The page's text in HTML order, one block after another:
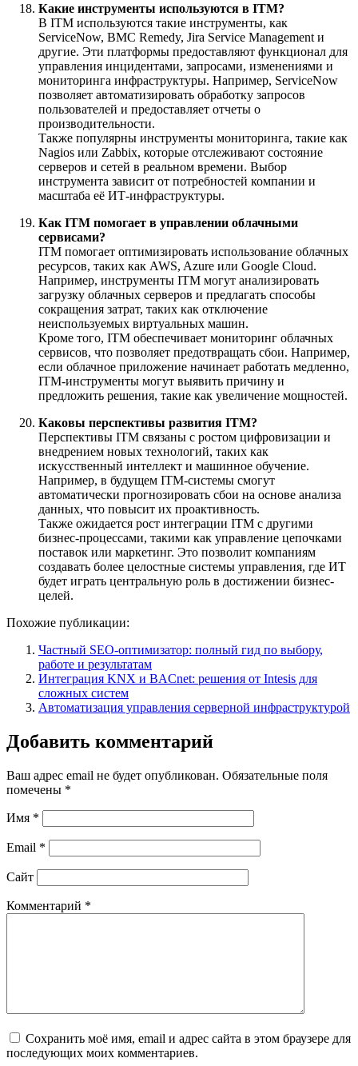
Какие инструменты используются в ITM?
В ITM используются такие инструменты, как
ServiceNow, BMC Remedy, Jira Service Management и
другие. Эти платформы предоставляют функционал для
управления инцидентами, запросами, изменениями и
мониторинга инфраструктуры. Например, ServiceNow
позволяет автоматизировать обработку запросов
пользователей и предоставляет отчеты о
производительности.
Также популярны инструменты мониторинга, такие как
Nagios или Zabbix, которые отслеживают состояние
серверов и сетей в реальном времени. Выбор
инструмента зависит от потребностей компании и
масштаба её ИТ-инфраструктуры.
Как ITM помогает в управлении облачными
сервисами?
ITM помогает оптимизировать использование облачных
ресурсов, таких как AWS, Azure или Google Cloud.
Например, инструменты ITM могут анализировать
загрузку облачных серверов и предлагать способы
сокращения затрат, таких как отключение
неиспользуемых виртуальных машин.
Кроме того, ITM обеспечивает мониторинг облачных
сервисов, что позволяет предотвращать сбои. Например,
если облачное приложение начинает работать медленно,
ITM-инструменты могут выявить причину и
предложить решения, такие как увеличение мощностей.
Каковы перспективы развития ITM?
Перспективы ITM связаны с ростом цифровизации и
внедрением новых технологий, таких как
искусственный интеллект и машинное обучение.
Например, в будущем ITM-системы смогут
автоматически прогнозировать сбои на основе анализа
данных, что повысит их проактивность.
Также ожидается рост интеграции ITM с другими
бизнес-процессами, такими как управление цепочками
поставок или маркетинг. Это позволит компаниям
создавать более целостные системы управления, где ИТ
будет играть центральную роль в достижении бизнес-
целей.
Похожие публикации:
Частный SEO-оптимизатор: полный гид по выбору,
работе и результатам
Интеграция KNX и BACnet: решения от Intesis для
сложных систем
Автоматизация управления серверной инфраструктурой
Добавить комментарий
Ваш адрес email не будет опубликован. Обязательные поля
помечены *
Имя *
Email *
Сайт
Комментарий *
Сохранить моё имя, email и адрес сайта в этом браузере для
последующих моих комментариев.